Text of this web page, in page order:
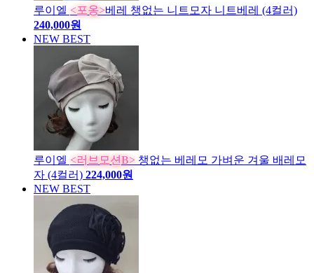
루이엘 <포옹>베레 챙없는 니트모자 니트베레 (4컬러)
240,000원
NEW BEST
루이엘 <러브모션B> 챙없는 베레모 가벼운 겨울 배레모
자 (4컬러) 224,000원
NEW BEST